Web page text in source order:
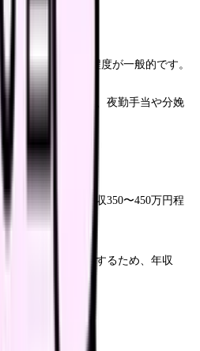
で450〜500万円程度が一般的です。
て差がありますが、夜勤手当や分娩
、常勤の場合は年収350〜450万円程
よって収入が変動するため、年収